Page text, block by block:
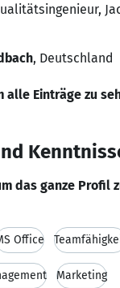
, Deutschland
alle Einträge zu
das ganze Profil
Office
Marketing